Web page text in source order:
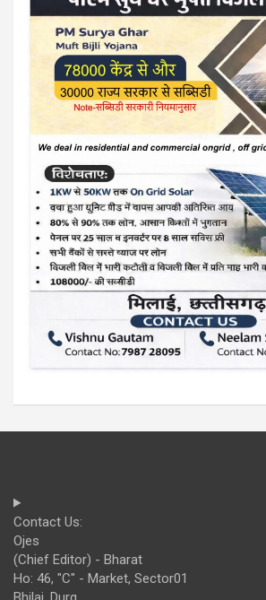
Contact Us:
Ojes
(Chief Editor) - Bharat
Ho: 46, "C" - Market, Sector01